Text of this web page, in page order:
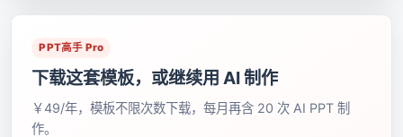
PPT高手 Pro
下载这套模板，或继续用 AI 制作
￥49/年，模板不限次数下载，每月再含 20 次 AI PPT 制
作。